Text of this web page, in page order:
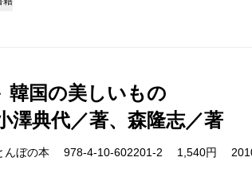
韓国の美しいもの
澤典代／著、森隆志／著
んぼの本 978-4-10-602201-2 1,540円